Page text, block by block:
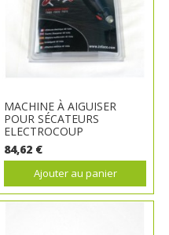
MACHINE À AIGUISER
POUR SÉCATEURS
ELECTROCOUP
84,62 €
Ajouter au panier